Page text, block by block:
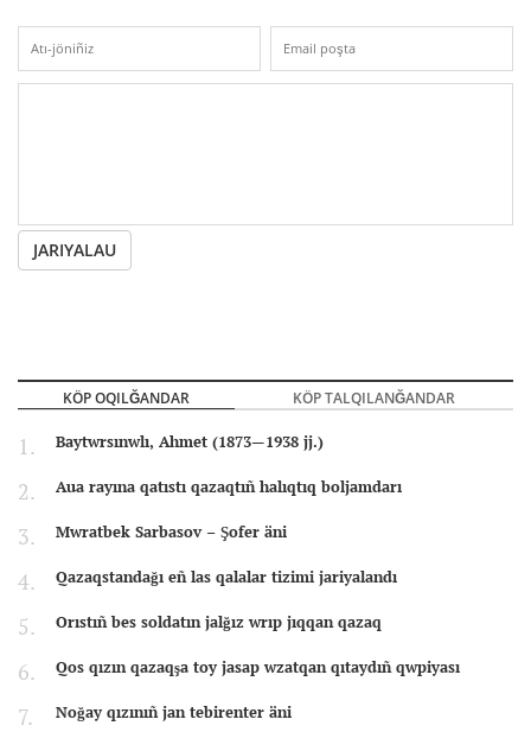
JARIYALAU
KÖP OQILĞANDAR KÖP TALQILANĞANDAR
Baytwrsınwlı, Ahmet (1873—1938 jj.)
Aua rayına qatıstı qazaqtıñ halıqtıq boljamdarı
Mwratbek Sarbasov – Şofer äni
Qazaqstandağı eñ las qalalar tizimi jariyalandı
Orıstıñ bes soldatın jalğız wrıp jıqqan qazaq
Qos qızın qazaqşa toy jasap wzatqan qıtaydıñ qwpiyası
Noğay qızınıñ jan tebirenter äni